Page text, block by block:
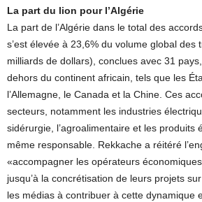
La part du lion pour l’Algérie
La part de l’Algérie dans le total des
s’est élevée à 23,6% du volume global des
milliards de dollars), conclues avec 31
dehors du continent africain, tels que les
l’Allemagne, le Canada et la Chine. Ces
secteurs, notamment les industries
sidérurgie, l’agroalimentaire et les produits
même responsable. Rekkache a réitéré
«accompagner les opérateurs
jusqu’à la concrétisation de leurs projets
les médias à contribuer à cette dynamique